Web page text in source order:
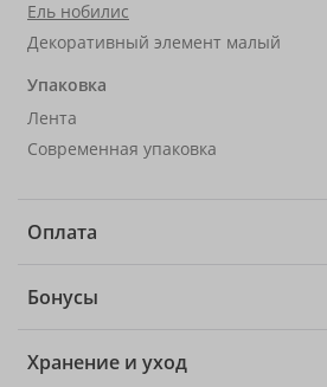
Ель нобилис
Декоративный элемент малый
Упаковка
Лента
Современная упаковка
Оплата
Бонусы
Хранение и уход